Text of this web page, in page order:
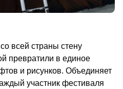
всей страны стену
превратили в единое
и рисунков. Объединяет
участник фестиваля